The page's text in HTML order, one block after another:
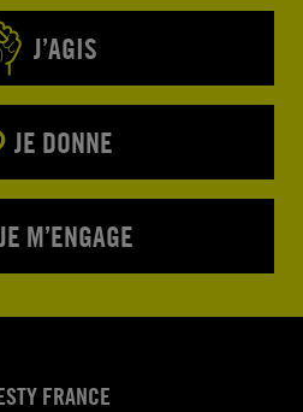
J’AGIS
JE DONNE
JE M’ENGAGE
FRANCE